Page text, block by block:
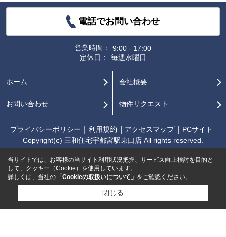
電話でお問い合わせ
営業時間：
9:00 - 17:00
定休日：
毎週水曜日
ホーム 会社概要
お問い合わせ 物件リクエスト
プライバシーポリシー 利用規約 アクセスマップ
PCサイト
Copyright(c) 三和住宅宇都宮駅東口店 All rights reserved.
当サイトでは、お客様の当サイト利用状況把握、サービス向上検討を目的と
して、クッキー（Cookie）を使用しています。
詳しくは、当社の 「Cookieの取扱いについて」 をご確認ください。
閉じる